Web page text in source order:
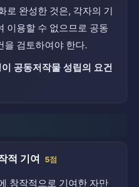
로 완성한 것은, 각자의 기
이용할 수 없으므로 공동
을 검토하여야 한다.
공동저작물 성립의 요건
적 기여 5점
창작적으로 기여한 자만